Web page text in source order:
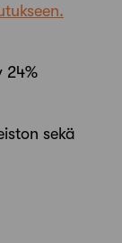
24%
sekä